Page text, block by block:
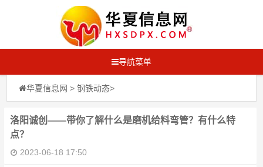
导航菜单
华夏信息网 >钢铁动态>
洛阳诚创——带你了解什么是磨机给料弯管？有什么特
点？
2023-06-18 17:50